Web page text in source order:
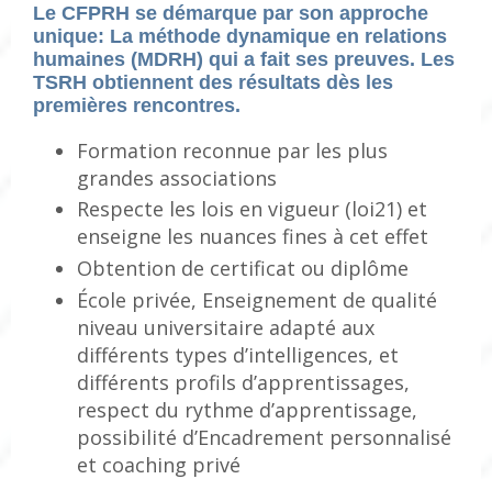
Le CFPRH se démarque par son approche
unique: La méthode dynamique en relations
humaines (MDRH) qui a fait ses preuves. Les
TSRH obtiennent des résultats dès les
premières rencontres.
Formation reconnue par les plus
grandes associations
Respecte les lois en vigueur (loi21) et
enseigne les nuances fines à cet effet
Obtention de certificat ou diplôme
École privée, Enseignement de qualité
niveau universitaire adapté aux
différents types d’intelligences, et
différents profils d’apprentissages,
respect du rythme d’apprentissage,
possibilité d’Encadrement personnalisé
et coaching privé